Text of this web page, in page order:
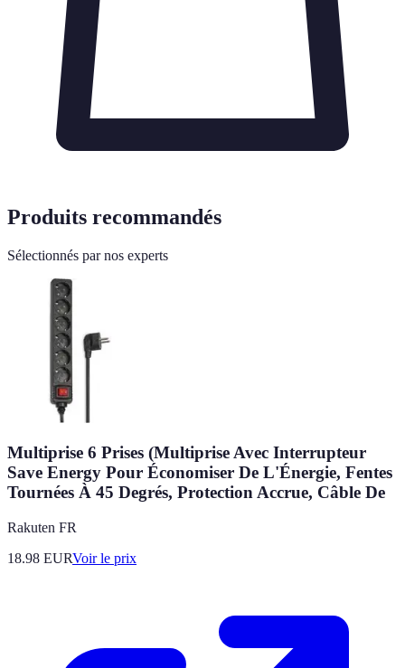
Produits recommandés
Sélectionnés par nos experts
Multiprise 6 Prises (Multiprise Avec Interrupteur
Save Energy Pour Économiser De L'Énergie, Fentes
Tournées À 45 Degrés, Protection Accrue, Câble De
Rakuten FR
18.98 EURVoir le prix